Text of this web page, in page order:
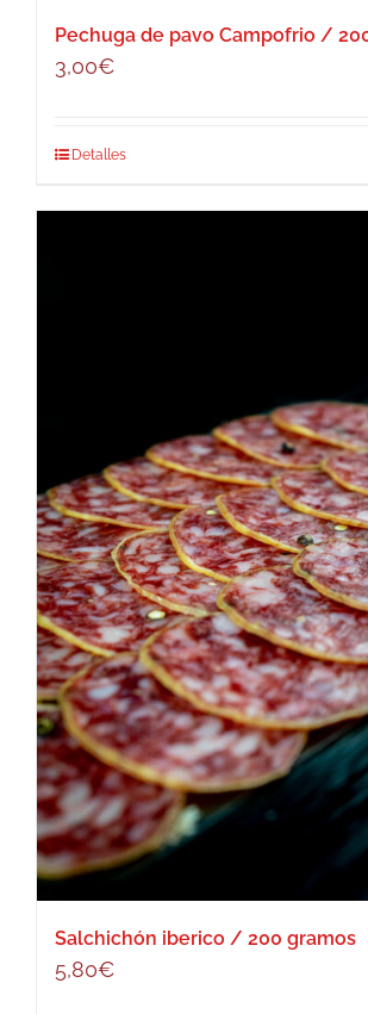
Pechuga de pavo Campofrio /
3,00€
Detalles
Salchichón iberico / 200 gramos
5,80€